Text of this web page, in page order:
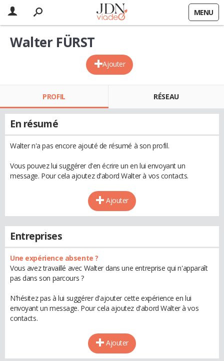
MENU
Ajouter
Walter FÜRST
PROFIL RÉSEAU
En résumé
Walter n'a pas encore ajouté de résumé à son profil.
Vous pouvez lui suggérer d'en écrire un en lui envoyant un
message. Pour cela ajoutez d'abord Walter à vos contacts.
Ajouter
Entreprises
Une expérience absente ?
Vous avez travaillé avec Walter dans une entreprise qui n'apparaît
pas dans son parcours ?
N'hésitez pas à lui suggérer d'ajouter cette expérience en lui
envoyant un message. Pour cela ajoutez d'abord Walter à vos
contacts.
Ajouter